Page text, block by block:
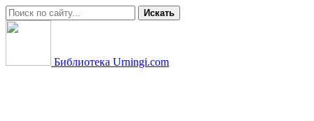
Искать
Библиотека Urningi.com